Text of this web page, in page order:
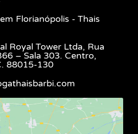
Florianópolis - Thais
Royal Tower Ltda, Rua
– Sala 303. Centro,
88015-130